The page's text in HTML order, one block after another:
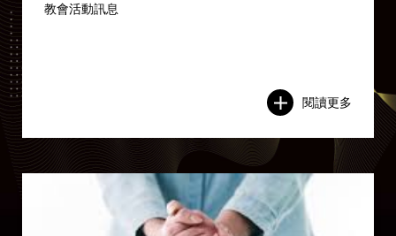
教會活動訊息
閱讀更多